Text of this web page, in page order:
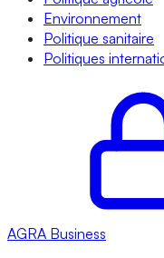
Environnement
Politique sanitaire
Politiques
AGRA Business